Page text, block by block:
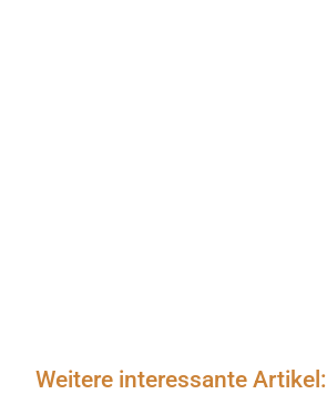
Weitere interessante Artikel: